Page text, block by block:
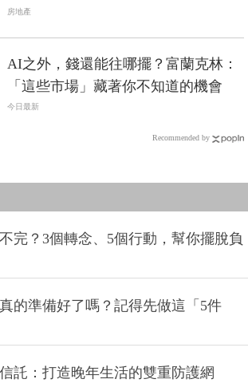
增！
房地產
AI之外，錢還能往哪擺？富蘭克林：
「這些市場」藏著你不知道的機會
今日最新
Recommended by
完？3個轉念、5個行動，幫你擺脫負
的準備好了嗎？記得先做這「5件
託：打造晚年生活的雙重防護網